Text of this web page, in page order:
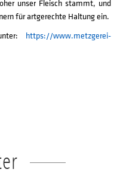
unser Fleisch stammt, und
für artgerechte Haltung ein.
https://www.metzgerei-